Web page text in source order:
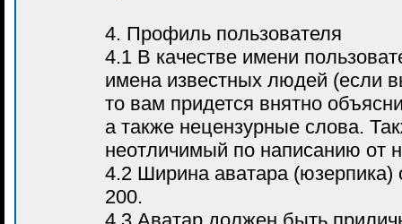
4. Профиль пользователя
4.1 В качестве имени
имена известных людей (если
то вам придется внятно
а также нецензурные слова.
неотличимый по написанию от
4.2 Ширина аватара
200.